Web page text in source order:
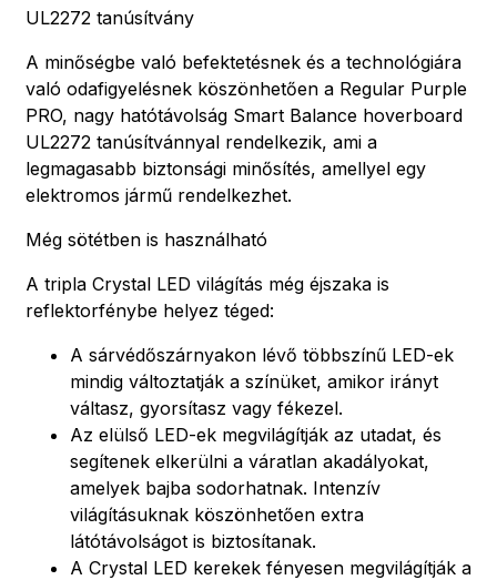
UL2272 tanúsítvány
A minőségbe való befektetésnek és a technológiára
való odafigyelésnek köszönhetően a Regular Purple
PRO, nagy hatótávolság Smart Balance hoverboard
UL2272 tanúsítvánnyal rendelkezik, ami a
legmagasabb biztonsági minősítés, amellyel egy
elektromos jármű rendelkezhet.
Még sötétben is használható
A tripla Crystal LED világítás még éjszaka is
reflektorfénybe helyez téged:
A sárvédőszárnyakon lévő többszínű LED-ek
mindig változtatják a színüket, amikor irányt
váltasz, gyorsítasz vagy fékezel.
Az elülső LED-ek megvilágítják az utadat, és
segítenek elkerülni a váratlan akadályokat,
amelyek bajba sodorhatnak. Intenzív
világításuknak köszönhetően extra
látótávolságot is biztosítanak.
A Crystal LED kerekek fényesen megvilágítják a